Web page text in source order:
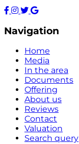
Navigation
Home
Media
In the area
Documents
Offering
About us
Reviews
Contact
Valuation
Search query